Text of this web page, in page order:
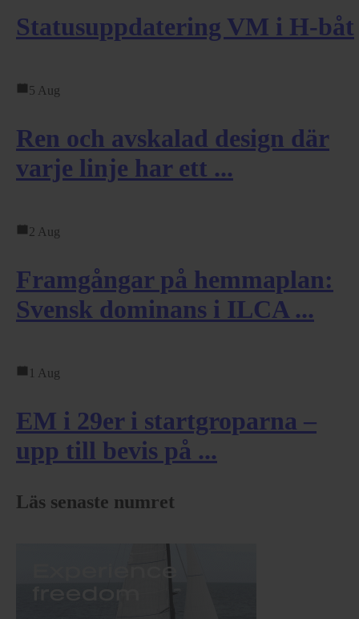
Statusuppdatering VM i H-båt
5 Aug
Ren och avskalad design där
varje linje har ett ...
2 Aug
Framgångar på hemmaplan:
Svensk dominans i ILCA ...
1 Aug
EM i 29er i startgroparna –
upp till bevis på ...
Läs senaste numret